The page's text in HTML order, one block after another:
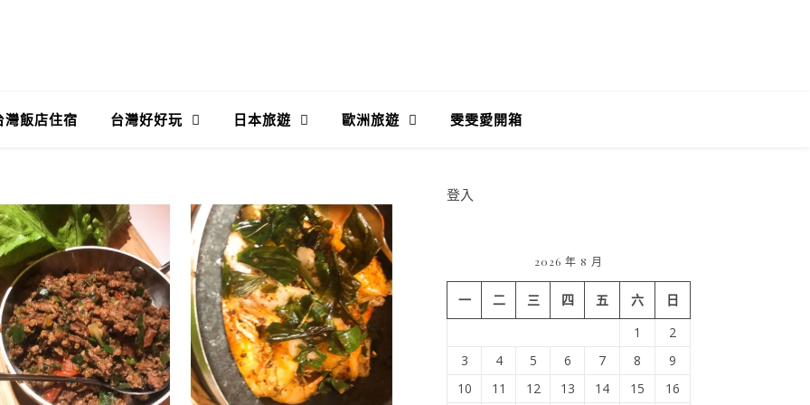
灣飯店住宿 台灣好好玩 日本旅遊 歐洲旅遊 雯雯愛開箱
登入
2026 年 8 月
一 二 三 四 五 六
日
1
2
3
4 5 6 7 8
9
10
11 12 13 14 15 16